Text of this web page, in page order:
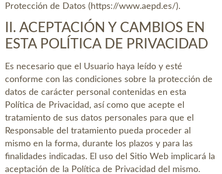
Protección de Datos (https://www.aepd.es/).
II. ACEPTACIÓN Y CAMBIOS EN
ESTA POLÍTICA DE PRIVACIDAD
Es necesario que el Usuario haya leído y esté
conforme con las condiciones sobre la protección de
datos de carácter personal contenidas en esta
Política de Privacidad, así como que acepte el
tratamiento de sus datos personales para que el
Responsable del tratamiento pueda proceder al
mismo en la forma, durante los plazos y para las
finalidades indicadas. El uso del Sitio Web implicará la
aceptación de la Política de Privacidad del mismo.